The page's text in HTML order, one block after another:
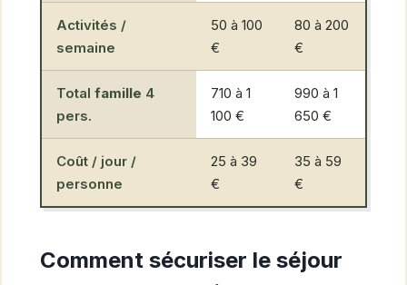
Activités /
semaine
50 à 100
€
80 à 200
€
Total famille 4
pers.
710 à 1
100 €
990 à 1
650 €
Coût / jour /
personne
25 à 39
€
35 à 59
€
Comment sécuriser le séjour